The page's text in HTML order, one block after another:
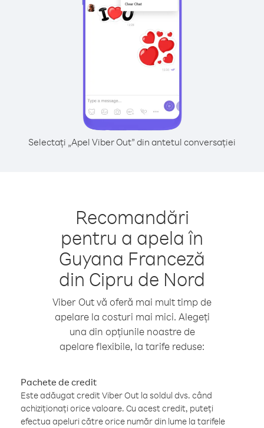
Selectați „Apel Viber Out” din antetul conversației
Recomandări
pentru a apela în
Guyana Franceză
din Cipru de Nord
Viber Out vă oferă mai mult timp de
apelare la costuri mai mici. Alegeți
una din opțiunile noastre de
apelare flexibile, la tarife reduse:
Pachete de credit
Este adăugat credit Viber Out la soldul dvs. când
achiziționați orice valoare. Cu acest credit, puteți
efectua apeluri către orice număr din lume la tarifele